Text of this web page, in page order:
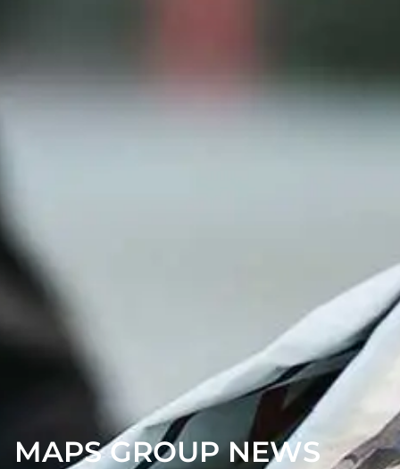
MAPS GROUP NEWS